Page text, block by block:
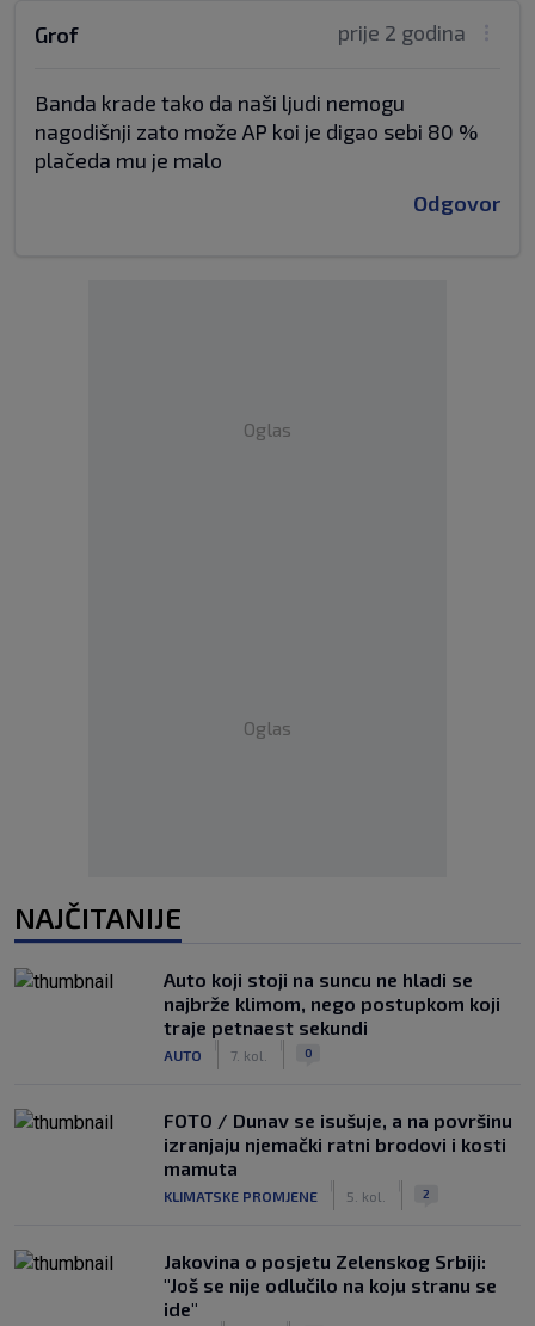
prije 2 godina
Grof
Banda krade tako da naši ljudi nemogu
nagodišnji zato može AP koi je digao sebi 80 %
plačeda mu je malo
Odgovor
Oglas
Oglas
NAJČITANIJE
Auto koji stoji na suncu ne hladi se
najbrže klimom, nego postupkom koji
traje petnaest sekundi
AUTO 7. kol. 0
FOTO / Dunav se isušuje, a na površinu
izranjaju njemački ratni brodovi i kosti
mamuta
KLIMATSKE PROMJENE 5. kol. 2
Jakovina o posjetu Zelenskog Srbiji:
"Još se nije odlučilo na koju stranu se
ide"